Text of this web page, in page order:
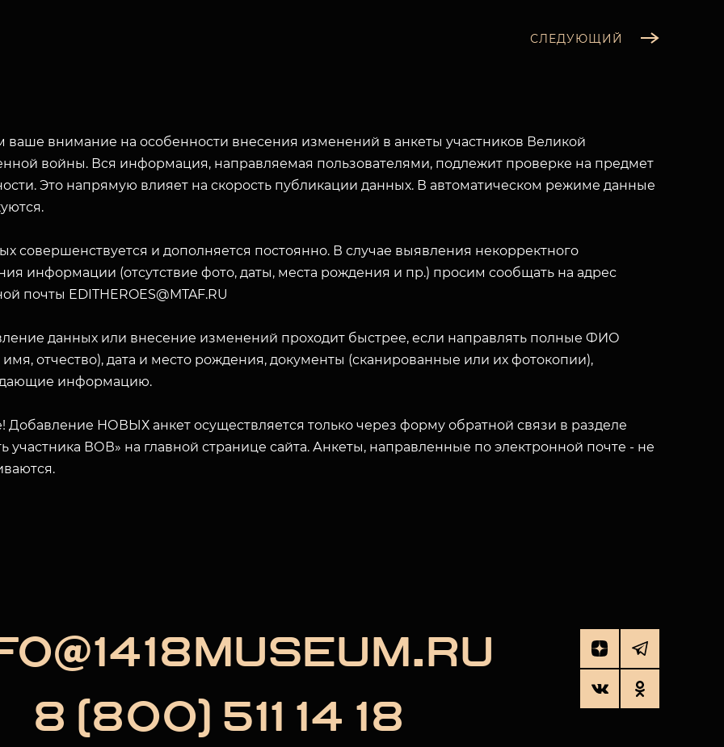
СЛЕДУЮЩИЙ
внимание на особенности внесения изменений в анкеты участников Великой
войны. Вся информация, направляемая пользователями, подлежит проверке на предмет
Это напрямую влияет на скорость публикации данных. В автоматическом режиме данные
совершенствуется и дополняется постоянно. В случае выявления некорректного
информации (отсутствие фото, даты, места рождения и пр.) просим сообщать на адрес
почты EDITHEROES@MTAF.RU
данных или внесение изменений проходит быстрее, если направлять полные ФИО
отчество), дата и место рождения, документы (сканированные или их фотокопии),
информацию.
Добавление НОВЫХ анкет осуществляется только через форму обратной связи в разделе
участника ВОВ» на главной странице сайта. Анкеты, направленные по электронной почте - не
8 (800) 511 14 18